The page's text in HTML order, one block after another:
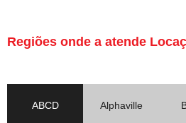
Regiões onde a atende
ABCD Alphaville